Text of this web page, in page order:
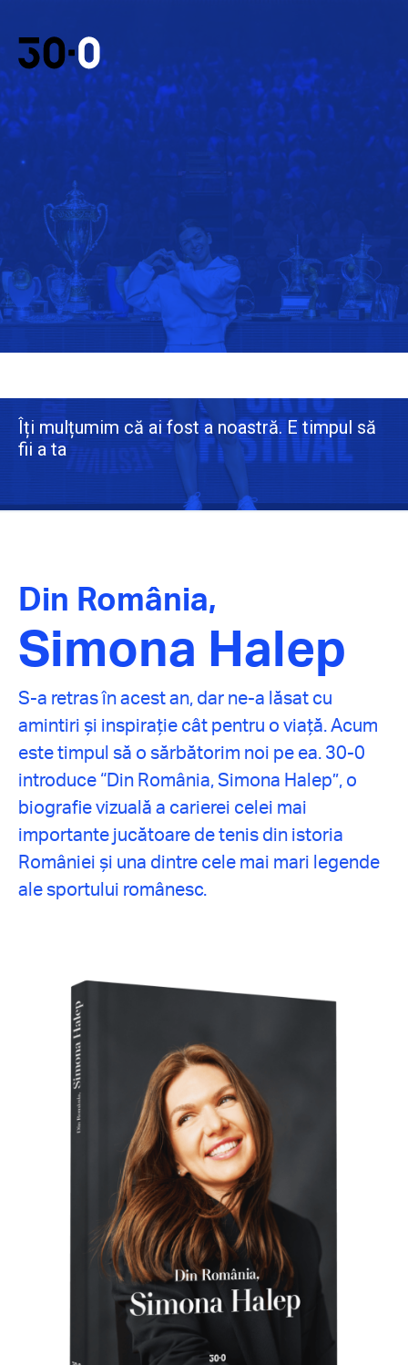
Îți mulțumim că ai fost a noastră. E timpul să
fii a ta
Din România,
Simona Halep
S-a retras în acest an, dar ne-a lăsat cu
amintiri și inspirație cât pentru o viață. Acum
este timpul să o sărbătorim noi pe ea. 30-0
introduce “Din România, Simona Halep”, o
biografie vizuală a carierei celei mai
importante jucătoare de tenis din istoria
României și una dintre cele mai mari legende
ale sportului românesc.